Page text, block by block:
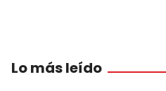
Lo más leído